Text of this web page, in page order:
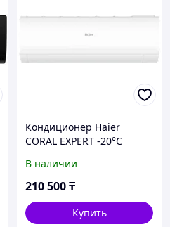
Кондиционер Haier
CORAL EXPERT -20°C
В наличии
210 500₸
Купить